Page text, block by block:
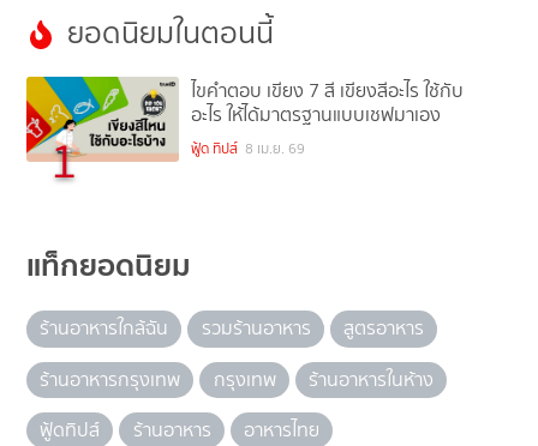
ยอดนิยมในตอนนี้
1
ไขคำตอบ เขียง 7 สี เขียงสีอะไร ใช้กับ
อะไร ให้ได้มาตรฐานแบบเชฟมาเอง
ฟู้ด ทิปส์ 8 เม.ย. 69
แท็กยอดนิยม
ร้านอาหารใกล้ฉัน รวมร้านอาหาร
สูตรอาหาร
ร้านอาหารกรุงเทพ
กรุงเทพ
ร้านอาหารในห้าง
ฟู้ดทิปส์
ร้านอาหาร
อาหารไทย